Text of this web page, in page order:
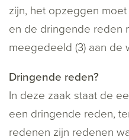
zijn, het opzeggen
en de dringende reden
meegedeeld (3) aan de
Dringende reden?
In deze zaak staat de
een dringende reden,
redenen zijn redenen